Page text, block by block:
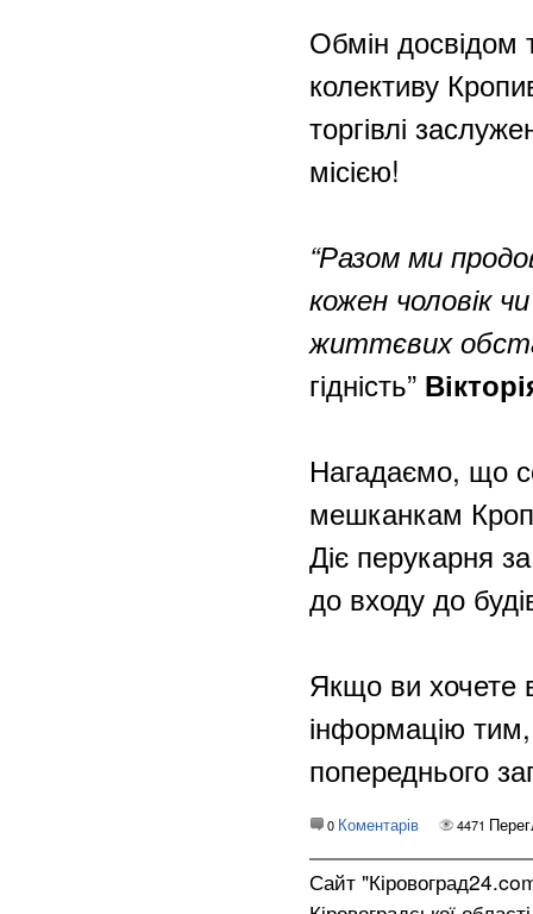
Обмін досвідом
колективу
торгівлі
місією!
“Разом ми
кожен чоловік
життєвих
гідність”
Нагадаємо, що
мешканкам
Діє перукарня
до входу до
Якщо ви хочете
інформацію
попереднього
0 Коментарів 4471
Сайт